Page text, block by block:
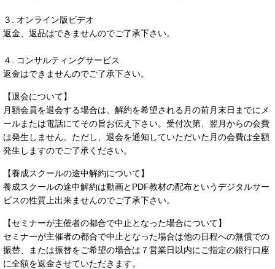
３. オンライン版ビデオ
返金、返品はできませんのでご了承下さい。
４. コンサルティングサービス
返金はできませんのでご了承下さい。
【退会について】
月額会員を退会する場合は、解約を希望される月の前月末日までにメ
ールまたは電話にてその旨お伝え下さい。受付次第、翌月からの会費
は発生しません。ただし、退会を通知していただいた月の会費は全額
発生しますのでご了承ください。
【養成スクールの途中解約について】
養成スクールの途中解約は動画とPDF教材の配布というデジタルサー
ビスの性質上出来ませんのでご了承下さい。
【セミナーが主催者の都合で中止となった場合について】
セミナーが主催者の都合で中止となった場合は他の日程への無償での
振替、または振替をご希望の場合は７営業日以内にご指定の銀行口座
に全額を返金させていただきます。